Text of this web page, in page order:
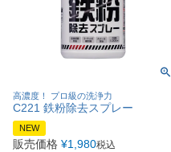
高濃度！ プロ級の洗浄力
C221 鉄粉除去スプレー
NEW
販売価格 ¥1,980税込